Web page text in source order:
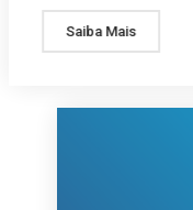
Saiba Mais